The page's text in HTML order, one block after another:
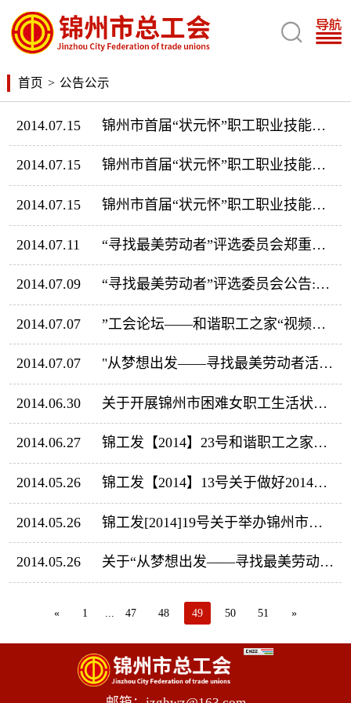

首页 > 公告公示
2014.07.15 锦州市首届“状元怀”职工职业技能竞赛医疗护理复习题题答案
2014.07.15 锦州市首届“状元怀”职工职业技能竞赛银行业务实际操作复习题
2014.07.15 锦州市首届“状元怀”职工职业技能竞赛银行业务理论复习题
2014.07.11 “寻找最美劳动者”评选委员会郑重声明：禁止一切刷票行为
2014.07.09 “寻找最美劳动者”评选委员会公告:刷票公司助阵网络拉票要不得
2014.07.07 ”工会论坛——和谐职工之家“视频专区现场直播
2014.07.07 "从梦想出发——寻找最美劳动者活动“开始投票啦！
2014.06.30 关于开展锦州市困难女职工生活状况调研的通知
2014.06.27 锦工发【2014】23号和谐职工之家意见
2014.05.26 锦工发【2014】13号关于做好2014年招聘社会化工会工作者工作的通知
2014.05.26 锦工发[2014]19号关于举办锦州市高等学校青年教师教学竞赛的通知
2014.05.26 关于“从梦想出发——寻找最美劳动者”活动的补充通知
« 1 47 48 49 50 51 »